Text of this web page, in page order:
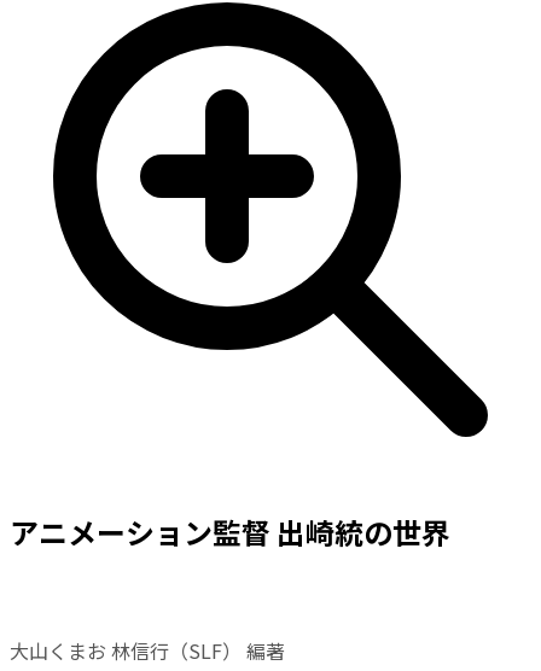
アニメーション監督 出崎統の世界
大山くまお 林信行（SLF） 編著